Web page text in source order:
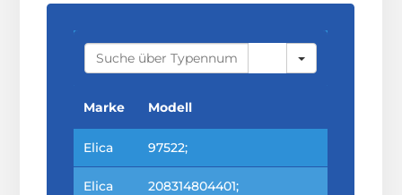
S
A
C
H
Marke Modell
Elica 97522;
Elica 208314804401;